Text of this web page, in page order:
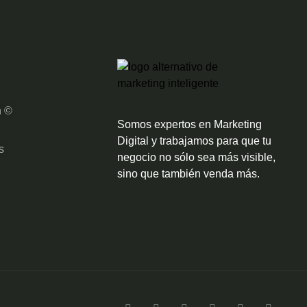
©
Somos expertos en Marketing
Digital y trabajamos para que tu
negocio no sólo sea más visible,
sino que también venda más.
F T L Y I T